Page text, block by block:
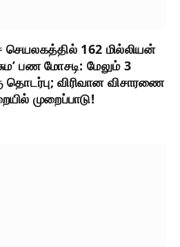
செயலகத்தில் 162 மில்லியன்
பண மோசடி: மேலும் 3
தொடர்பு; விரிவான விசாரணை
முறைப்பாடு!